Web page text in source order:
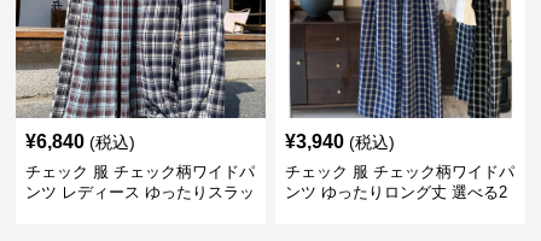
¥6,840 (税込)
チェック 服 チェック柄ワイドパ
ンツ レディース ゆったりスラッ
¥3,940 (税込)
チェック 服 チェック柄ワイドパ
ンツ ゆったりロング丈 選べる2